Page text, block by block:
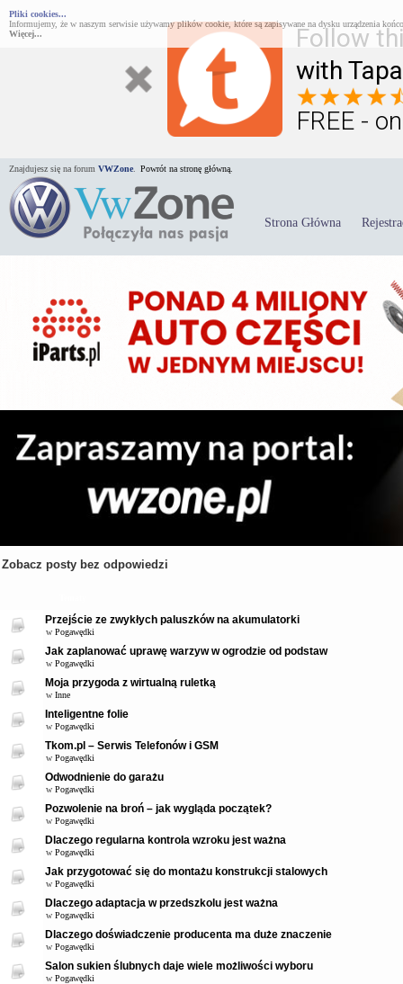
Follow
with
FREE -
Pliki cookies...
Informujemy, że w naszym serwisie używamy plików cookie, które są zapisywane na dysku urządzenia
Więcej...
Znajdujesz się na forum VWZone Powrót na stronę główną.
Strona Główna
Zobacz posty bez odpowiedzi
Przejście ze zwykłych paluszków na akumulatorki
w Pogawędki
Jak zaplanować uprawę warzyw w ogrodzie od podstaw
w Pogawędki
Moja przygoda z wirtualną ruletką
w Inne
Inteligentne folie
w Pogawędki
Tkom.pl – Serwis Telefonów i GSM
w Pogawędki
Odwodnienie do garażu
w Pogawędki
Pozwolenie na broń – jak wygląda początek?
w Pogawędki
Dlaczego regularna kontrola wzroku jest ważna
w Pogawędki
Jak przygotować się do montażu konstrukcji stalowych
w Pogawędki
Dlaczego adaptacja w przedszkolu jest ważna
w Pogawędki
Dlaczego doświadczenie producenta ma duże znaczenie
w Pogawędki
Salon sukien ślubnych daje wiele możliwości wyboru
w Pogawędki